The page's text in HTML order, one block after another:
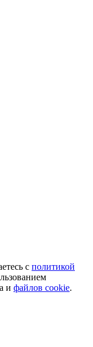
с политикой
и файлов cookie.